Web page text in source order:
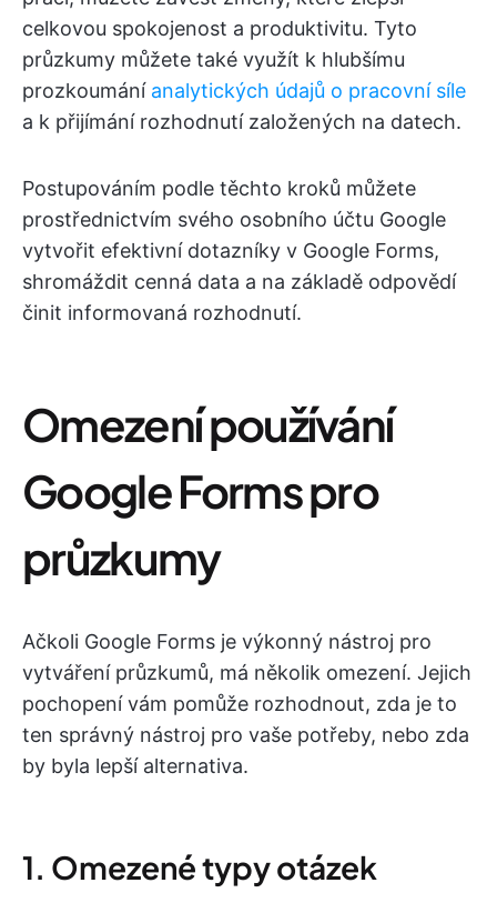
celkovou spokojenost a produktivitu. Tyto
průzkumy můžete také využít k hlubšímu
prozkoumání analytických údajů o pracovní síle
a k přijímání rozhodnutí založených na datech.
Postupováním podle těchto kroků můžete
prostřednictvím svého osobního účtu Google
vytvořit efektivní dotazníky v Google Forms,
shromáždit cenná data a na základě odpovědí
činit informovaná rozhodnutí.
Omezení používání
Google Forms pro
průzkumy
Ačkoli Google Forms je výkonný nástroj pro
vytváření průzkumů, má několik omezení. Jejich
pochopení vám pomůže rozhodnout, zda je to
ten správný nástroj pro vaše potřeby, nebo zda
by byla lepší alternativa.
1. Omezené typy otázek